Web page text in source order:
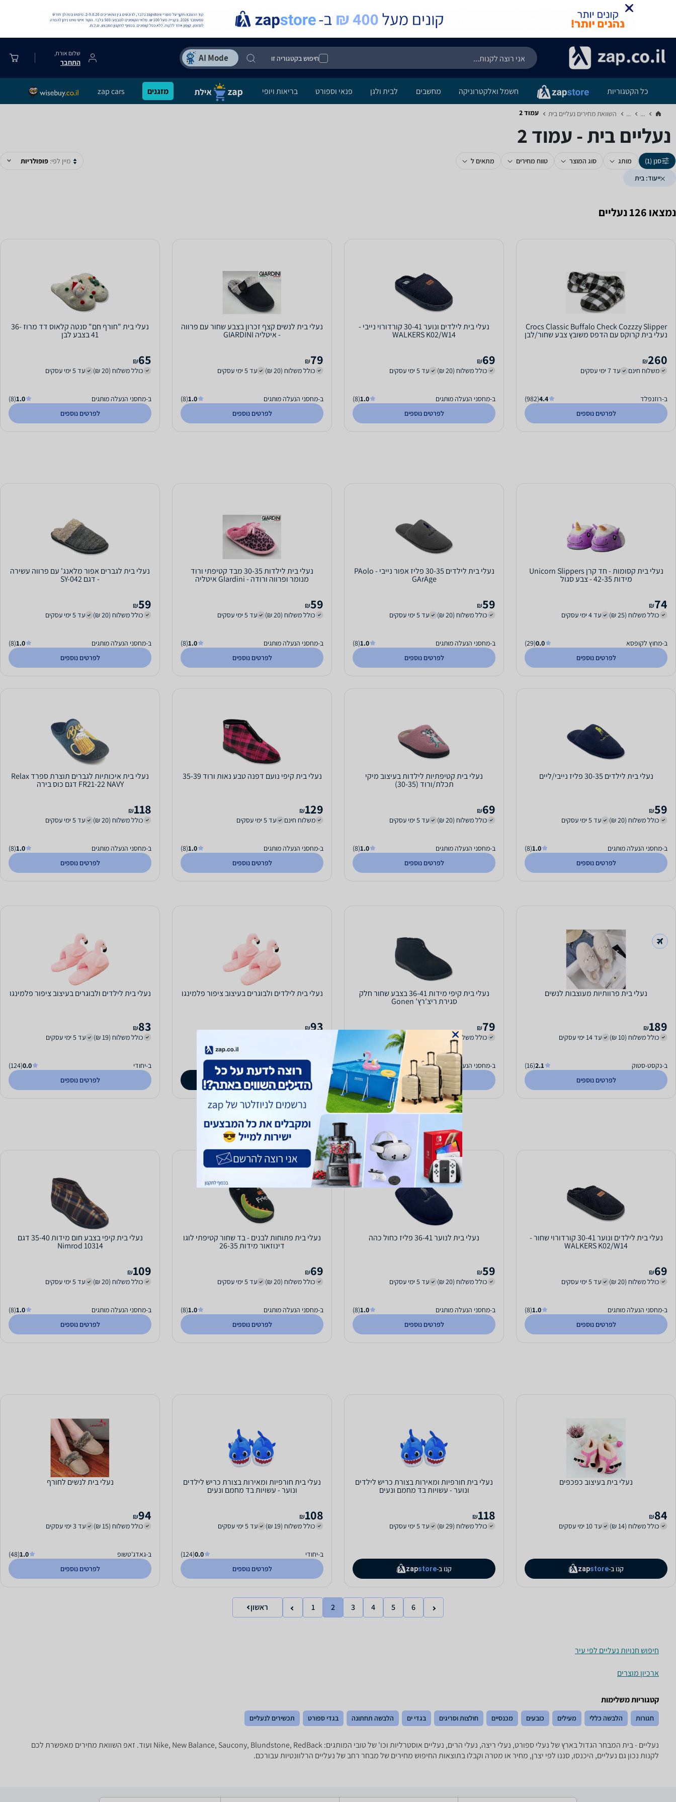
חיפוש בקטגוריה זו
שלום אורח,
התחבר
כל הקטגוריות חשמל ואלקטרוניקה מחשבים לבית ולגן פנאי וספורט בריאות ויופי מזגנים zap cars
...
... השוואת מחירים נעליים ‏בית‏ עמוד 2
נעליים ‏בית - עמוד 2
סנן (1) מותג סוג המוצר טווח מחירים
מתאים ל
ייעוד: בית
מיין לפי: פופולריות
נמצאו 126 נעליים
Crocs Classic Buffalo Check Cozzzy Slipper
נעלי בית קרוקס עם הדפס משובץ צבע שחור/לבן
260
₪
משלוח חינם
עד 7 ימי עסקים
ב-רוזנפלד 4.4
(982)
לפרטים נוספים
נעלי בית לילדים ונוער 30-41 קורדורוי נייבי -
WALKERS K02/W14
69
₪
כולל משלוח (20 ₪)
עד 5 ימי עסקים
ב-מחסני הנעלה מותגים 1.0
(8)
לפרטים נוספים
נעלי בית לנשים קצף זכרון בצבע שחור עם פרווה
- איטליה GIARDINI
79
₪
כולל משלוח (20 ₪)
עד 5 ימי עסקים
ב-מחסני הנעלה מותגים 1.0
(8)
לפרטים נוספים
נעלי בית "חורף חם" סנטה קלאוס דד מרוז 36-
41 בצבע לבן
65
₪
כולל משלוח (20 ₪)
עד 5 ימי עסקים
ב-מחסני הנעלה מותגים 1.0
(8)
לפרטים נוספים
נעלי בית קסומות - חד קרן Unicorn Slippers
מידות 42-35 - צבע סגול
74
₪
כולל משלוח (25 ₪)
עד 4 ימי עסקים
ב-מחוץ לקופסא 0.0
(29)
לפרטים נוספים
נעלי בית לילדים 30-35 פליז אפור נייבי - PAolo
GArAge
59
₪
כולל משלוח (20 ₪)
עד 5 ימי עסקים
ב-מחסני הנעלה מותגים 1.0
(8)
לפרטים נוספים
נעלי בית לילדות 30-35 מבד קטיפתי ורוד
מנומר ופרווה ורודה - GIardini איטליה
59
₪
כולל משלוח (20 ₪)
עד 5 ימי עסקים
ב-מחסני הנעלה מותגים 1.0
(8)
לפרטים נוספים
נעלי בית לגברים אפור מלאנג' עם פרווה עשירה
- דגם SY-042
59
₪
כולל משלוח (20 ₪)
עד 5 ימי עסקים
ב-מחסני הנעלה מותגים 1.0
(8)
לפרטים נוספים
נעלי בית לילדים 30-35 פליז נייבי/ליים
59
₪
כולל משלוח (20 ₪)
עד 5 ימי עסקים
ב-מחסני הנעלה מותגים 1.0
(8)
לפרטים נוספים
נעלי בית קטיפתיות לילדות בעיצוב מיקי
תכלת/ורוד (30-35)
69
₪
כולל משלוח (20 ₪)
עד 5 ימי עסקים
ב-מחסני הנעלה מותגים 1.0
(8)
לפרטים נוספים
נעלי בית קיפי נועם דפנה טבע נאות ורוד 35-39
129
₪
משלוח חינם
עד 5 ימי עסקים
ב-מחסני הנעלה מותגים 1.0
(8)
לפרטים נוספים
נעלי בית איכותיות לגברים תוצרת ספרד Relax
FR21-22 NAVY דגם כוס בירה
118
₪
כולל משלוח (20 ₪)
עד 5 ימי עסקים
ב-מחסני הנעלה מותגים 1.0
(8)
לפרטים נוספים
נעלי בית פרוותיות מעוצבות לנשים
189
₪
כולל משלוח (10 ₪)
עד 14 ימי עסקים
ב-נקסט-סטוק 2.1
(16)
לפרטים נוספים
נעלי בית קיפי מידות 36-41 בצבע שחור חלק
סגירת ריצ'רץ' Gonen
79
₪
כולל משלוח (20 ₪)
ב-מחסני הנעלה מותגים 1.0
(8)
לפרטים נוספים
נעלי בית לילדים ולבוגרים בעיצוב ציפור פלמינגו
93
₪
קנו ב- zapstore
נעלי בית לילדים ולבוגרים בעיצוב ציפור פלמינגו
83
₪
כולל משלוח (19 ₪)
עד 5 ימי עסקים
ב-יחודי 0.0
(124)
לפרטים נוספים
נעלי בית לילדים ונוער 30-41 קורדורוי שחור -
WALKERS K02/W14
69
₪
כולל משלוח (20 ₪)
עד 5 ימי עסקים
ב-מחסני הנעלה מותגים 1.0
(8)
לפרטים נוספים
נעלי בית לנוער 36-41 פליז כחול כהה
59
₪
כולל משלוח (20 ₪)
עד 5 ימי עסקים
ב-מחסני הנעלה מותגים 1.0
(8)
לפרטים נוספים
נעלי בית פתוחות לבנים - בד שחור קטיפתי לוגו
דינוזאור מידות 26-35
69
₪
כולל משלוח (20 ₪)
עד 5 ימי עסקים
ב-מחסני הנעלה מותגים 1.0
(8)
לפרטים נוספים
נעלי בית קיפי בצבע חום מידות 35-40 דגם
Nimrod 10314
109
₪
כולל משלוח (20 ₪)
עד 5 ימי עסקים
ב-מחסני הנעלה מותגים 1.0
(8)
לפרטים נוספים
נעלי בית בעיצוב כפכפים
84
₪
כולל משלוח (14 ₪)
עד 10 ימי עסקים
קנו ב- zapstore
נעלי בית חורפיות ומאירות בצורת כריש לילדים
ונוער - עשויות בד מחמם ונעים
118
₪
כולל משלוח (29 ₪)
עד 5 ימי עסקים
קנו ב- zapstore
נעלי בית חורפיות ומאירות בצורת כריש לילדים
ונוער - עשויות בד מחמם ונעים
108
₪
כולל משלוח (19 ₪)
עד 5 ימי עסקים
ב-יחודי 0.0
(124)
לפרטים נוספים
נעלי בית לנשים לחורף
94
₪
כולל משלוח (15 ₪)
עד 3 ימי עסקים
ב-גאדג'טשופ 1.0
(48)
לפרטים נוספים
1 2 3 4 5 6 ראשון
חיפוש חנויות נעליים לפי עיר
ארכיון מוצרים
קטגוריות משלימות
חגורות הלבשה כללי מעילים כובעים מכנסיים חולצות וסריגים בגדי ים הלבשה תחתונה בגדי ספורט תכשירים לנעליים
נעליים - ‏בית המבחר הגדול בארץ של נעלי ספורט, נעלי ריצה, נעלי הרים, נעליים אוסטרליות וכו' של טובי המותגים: Nike, New Balance, Saucony, Blundstone, RedBack ועוד. זאפ השוואת מחירים מאפשרת לכם
לקנות נכון גם נעליים, היכנסו, סננו לפי יצרן, מחיר או מטרה וקבלו בתוצאות החיפוש מחירים של מבחר רחב של נעליים הרלוונטיות עבורכם.